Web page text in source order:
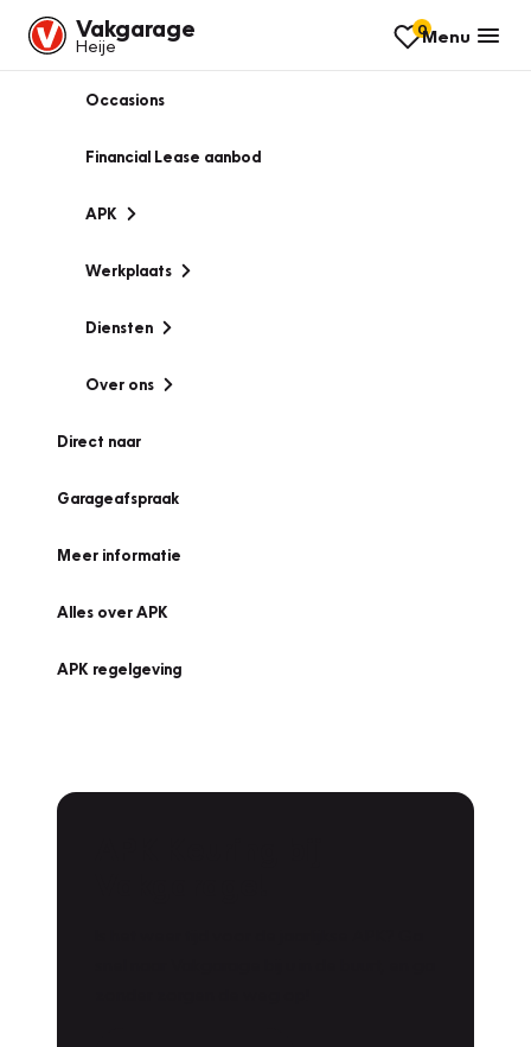
Vakgarage
Heije
0Menu
Occasions
Financial Lease aanbod
APK
Werkplaats
Diensten
Over ons
Direct naar
Garageafspraak
Meer informatie
Alles over APK
APK regelgeving